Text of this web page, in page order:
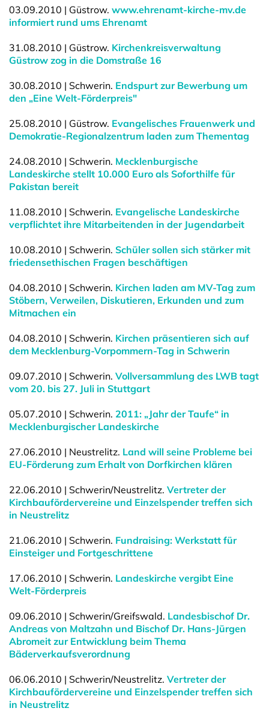
03.09.2010 | Güstrow. www.ehrenamt-kirche-mv.de
informiert rund ums Ehrenamt
31.08.2010 | Güstrow. Kirchenkreisverwaltung
Güstrow zog in die Domstraße 16
30.08.2010 | Schwerin. Endspurt zur Bewerbung um
den „Eine Welt-Förderpreis"
25.08.2010 | Güstrow. Evangelisches Frauenwerk und
Demokratie-Regionalzentrum laden zum Thementag
24.08.2010 | Schwerin. Mecklenburgische
Landeskirche stellt 10.000 Euro als Soforthilfe für
Pakistan bereit
11.08.2010 | Schwerin. Evangelische Landeskirche
verpflichtet ihre Mitarbeitenden in der Jugendarbeit
10.08.2010 | Schwerin. Schüler sollen sich stärker mit
friedensethischen Fragen beschäftigen
04.08.2010 | Schwerin. Kirchen laden am MV-Tag zum
Stöbern, Verweilen, Diskutieren, Erkunden und zum
Mitmachen ein
04.08.2010 | Schwerin. Kirchen präsentieren sich auf
dem Mecklenburg-Vorpommern-Tag in Schwerin
09.07.2010 | Schwerin. Vollversammlung des LWB tagt
vom 20. bis 27. Juli in Stuttgart
05.07.2010 | Schwerin. 2011: „Jahr der Taufe“ in
Mecklenburgischer Landeskirche
27.06.2010 | Neustrelitz. Land will seine Probleme bei
EU-Förderung zum Erhalt von Dorfkirchen klären
22.06.2010 | Schwerin/Neustrelitz. Vertreter der
Kirchbaufördervereine und Einzelspender treffen sich
in Neustrelitz
21.06.2010 | Schwerin. Fundraising: Werkstatt für
Einsteiger und Fortgeschrittene
17.06.2010 | Schwerin. Landeskirche vergibt Eine
Welt-Förderpreis
09.06.2010 | Schwerin/Greifswald. Landesbischof Dr.
Andreas von Maltzahn und Bischof Dr. Hans-Jürgen
Abromeit zur Entwicklung beim Thema
Bäderverkaufsverordnung
06.06.2010 | Schwerin/Neustrelitz. Vertreter der
Kirchbaufördervereine und Einzelspender treffen sich
in Neustrelitz